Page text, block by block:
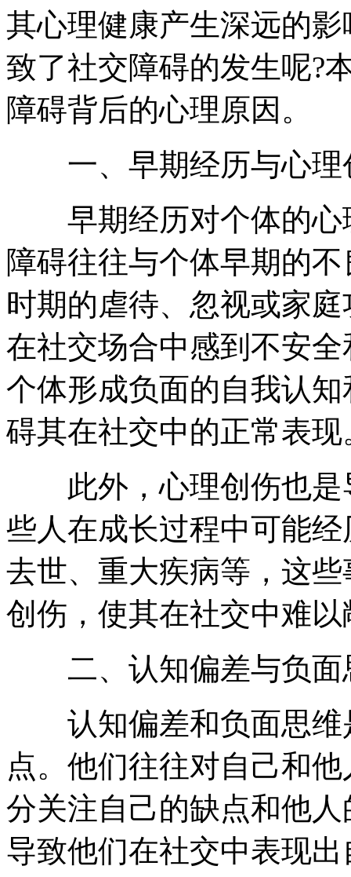
其心理健康产生深远的
致了社交障碍的发生呢?
障碍背后的心理原因。
一、早期经历与心理
早期经历对个体的心
障碍往往与个体早期的
时期的虐待、忽视或家
在社交场合中感到不安
个体形成负面的自我认
碍其在社交中的正常表现
此外，心理创伤也是
些人在成长过程中可能
去世、重大疾病等，这
创伤，使其在社交中难
二、认知偏差与负面
认知偏差和负面思维
点。他们往往对自己和
分关注自己的缺点和他
导致他们在社交中表现